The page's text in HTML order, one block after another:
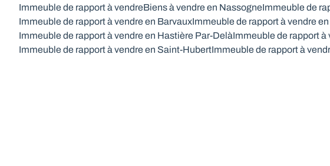
Immeuble de rapport à vendreBiens à vendre en NassogneImmeuble de
Immeuble de rapport à vendre en BarvauxImmeuble de rapport à vendre
Immeuble de rapport à vendre en Hastière Par-DelàImmeuble de rapport
Immeuble de rapport à vendre en Saint-HubertImmeuble de rapport à